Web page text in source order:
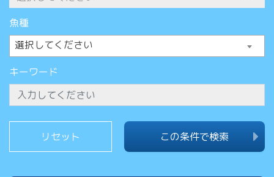
魚種
選択してください
キーワード
この条件で検索